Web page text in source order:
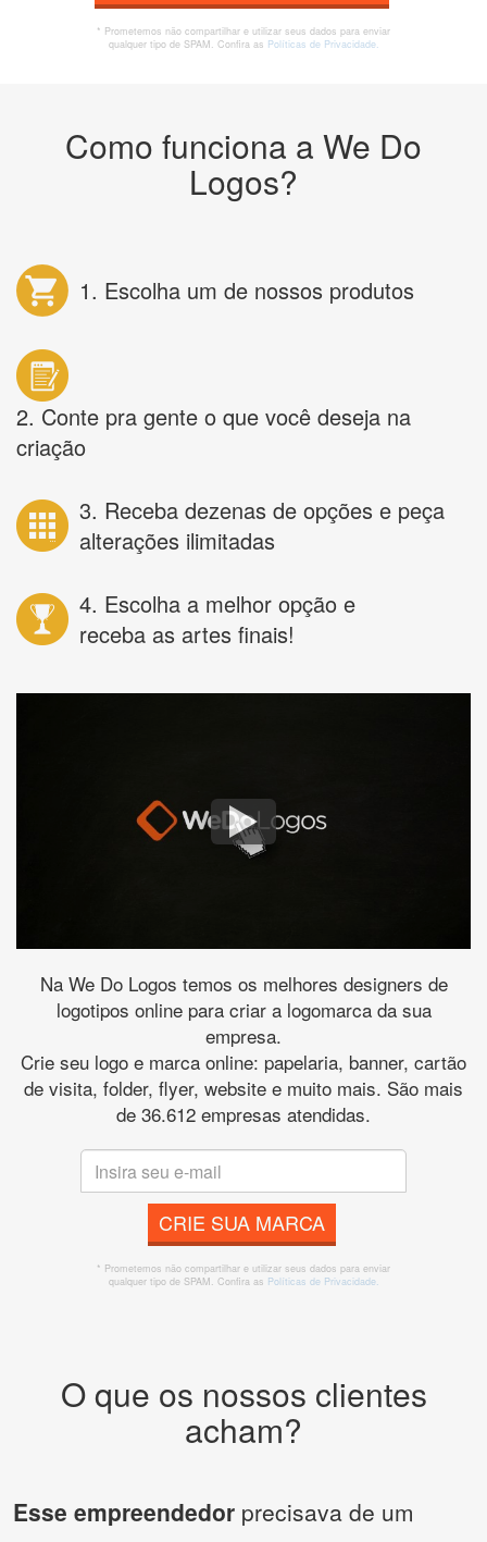
* Prometemos não compartilhar e utilizar seus dados para enviar
qualquer tipo de SPAM. Confira as Políticas de Privacidade.
Como funciona a We Do
Logos?
1. Escolha um de nossos produtos
2. Conte pra gente o que você deseja na
criação
3. Receba dezenas de opções e peça
alterações ilimitadas
4. Escolha a melhor opção e
receba as artes finais!
Na We Do Logos temos os melhores designers de
logotipos online para criar a logomarca da sua
empresa.
Crie seu logo e marca online: papelaria, banner, cartão
de visita, folder, flyer, website e muito mais. São mais
de 36.612 empresas atendidas.
CRIE SUA MARCA
* Prometemos não compartilhar e utilizar seus dados para enviar
qualquer tipo de SPAM. Confira as Políticas de Privacidade.
O que os nossos clientes
acham?
Esse empreendedor precisava de um